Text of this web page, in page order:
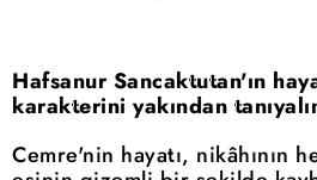
Hafsanur Sancaktutan'ın
karakterini yakından
Cemre'nin hayatı, nikâhının